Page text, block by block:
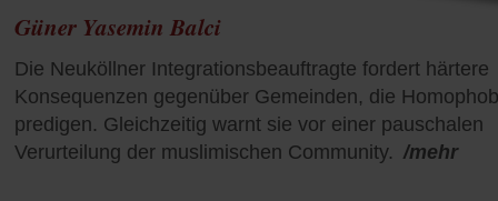
Güner Yasemin Balci
Die Neuköllner Integrationsbeauftragte fordert härtere
Konsequenzen gegenüber Gemeinden, die
predigen. Gleichzeitig warnt sie vor einer pauschalen
Verurteilung der muslimischen Community. /mehr